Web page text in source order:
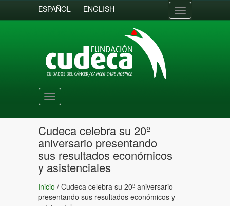
ESPAÑOL ENGLISH
Toggle
navigation
Toggle
navigation
Cudeca celebra su 20º
aniversario presentando
sus resultados económicos
y asistenciales
Inicio / Cudeca celebra su 20º aniversario
presentando sus resultados económicos y